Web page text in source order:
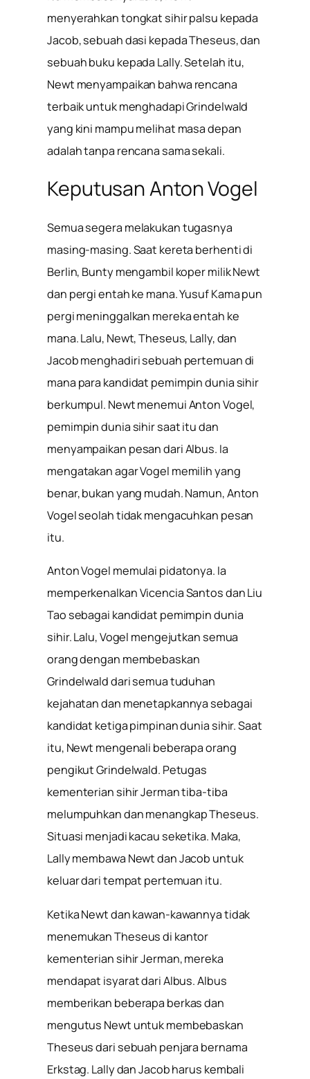
menyerahkan tongkat sihir palsu kepada
Jacob, sebuah dasi kepada Theseus, dan
sebuah buku kepada Lally. Setelah itu,
Newt menyampaikan bahwa rencana
terbaik untuk menghadapi Grindelwald
yang kini mampu melihat masa depan
adalah tanpa rencana sama sekali.
Keputusan Anton Vogel
Semua segera melakukan tugasnya
masing-masing. Saat kereta berhenti di
Berlin, Bunty mengambil koper milik Newt
dan pergi entah ke mana. Yusuf Kama pun
pergi meninggalkan mereka entah ke
mana. Lalu, Newt, Theseus, Lally, dan
Jacob menghadiri sebuah pertemuan di
mana para kandidat pemimpin dunia sihir
berkumpul. Newt menemui Anton Vogel,
pemimpin dunia sihir saat itu dan
menyampaikan pesan dari Albus. Ia
mengatakan agar Vogel memilih yang
benar, bukan yang mudah. Namun, Anton
Vogel seolah tidak mengacuhkan pesan
itu.
Anton Vogel memulai pidatonya. Ia
memperkenalkan Vicencia Santos dan Liu
Tao sebagai kandidat pemimpin dunia
sihir. Lalu, Vogel mengejutkan semua
orang dengan membebaskan
Grindelwald dari semua tuduhan
kejahatan dan menetapkannya sebagai
kandidat ketiga pimpinan dunia sihir. Saat
itu, Newt mengenali beberapa orang
pengikut Grindelwald. Petugas
kementerian sihir Jerman tiba-tiba
melumpuhkan dan menangkap Theseus.
Situasi menjadi kacau seketika. Maka,
Lally membawa Newt dan Jacob untuk
keluar dari tempat pertemuan itu.
Ketika Newt dan kawan-kawannya tidak
menemukan Theseus di kantor
kementerian sihir Jerman, mereka
mendapat isyarat dari Albus. Albus
memberikan beberapa berkas dan
mengutus Newt untuk membebaskan
Theseus dari sebuah penjara bernama
Erkstag. Lally dan Jacob harus kembali